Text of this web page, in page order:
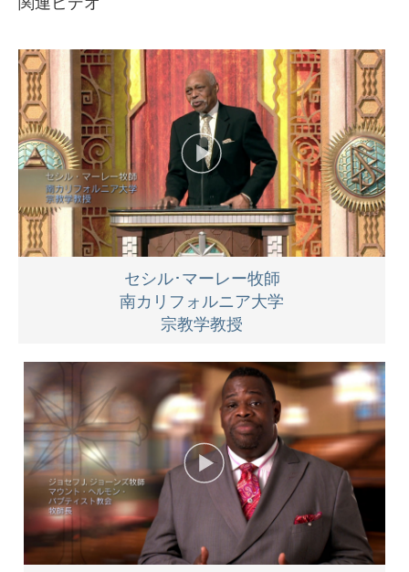
セシル･マーレー牧師
南カリフォルニア大学
宗教学教授